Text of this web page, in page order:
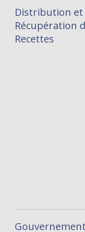
Distribution et
Récupération
Recettes